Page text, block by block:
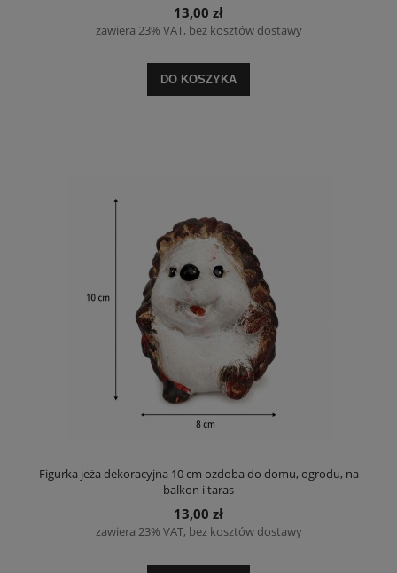
13,00 zł
zawiera 23% VAT, bez kosztów dostawy
DO KOSZYKA
Figurka jeża dekoracyjna 10 cm ozdoba do domu, ogrodu, na
balkon i taras
13,00 zł
zawiera 23% VAT, bez kosztów dostawy